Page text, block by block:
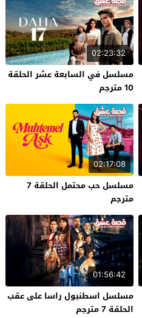
02:23:32
مسلسل في السابعة عشر الحلقة
10 مترجم
02:17:08
مسلسل حب محتمل الحلقة 7
مترجم
01:56:42
مسلسل اسطنبول راسا على عقب
الحلقة 7 مترجم